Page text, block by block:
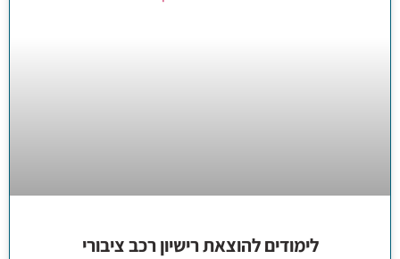
לימודים להוצאת רישיון רכב ציבורי